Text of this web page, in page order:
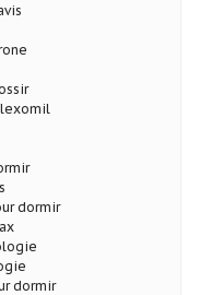
dormir
dormir